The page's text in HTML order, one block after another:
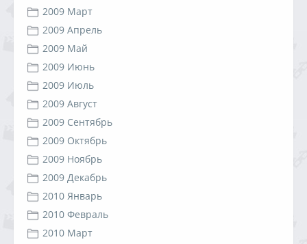
2009 Март
2009 Апрель
2009 Май
2009 Июнь
2009 Июль
2009 Август
2009 Сентябрь
2009 Октябрь
2009 Ноябрь
2009 Декабрь
2010 Январь
2010 Февраль
2010 Март